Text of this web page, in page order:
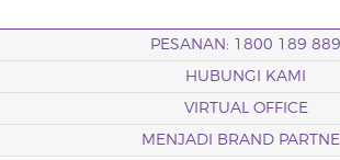
PESANAN: 1800 189 889
HUBUNGI KAMI
VIRTUAL OFFICE
MENJADI BRAND